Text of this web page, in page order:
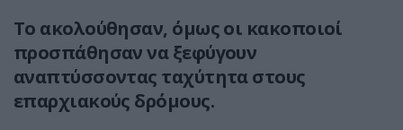
Το ακολούθησαν, όμως οι κακοποιοί
προσπάθησαν να ξεφύγουν
αναπτύσσοντας ταχύτητα στους
επαρχιακούς δρόμους.